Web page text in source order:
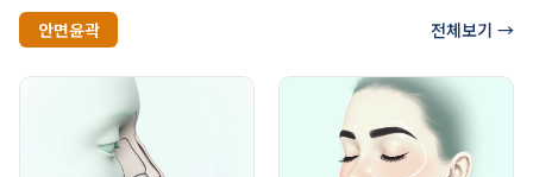
안면윤곽 전체보기 →